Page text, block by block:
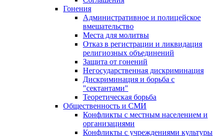
Гонения
Административное и полицейское
вмешательство
Места для молитвы
Отказ в регистрации и ликвидация
религиозных объединений
Защита от гонений
Негосударственная дискриминация
Дискриминация и борьба с
"сектантами"
Теоретическая борьба
Общественность и СМИ
Конфликты с местным населением и
организациями
Конфликты с учреждениями культуры